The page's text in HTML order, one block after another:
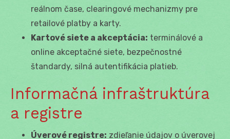
reálnom čase, clearingové mechanizmy pre
retailové platby a karty.
Kartové siete a akceptácia: terminálové a
online akceptačné siete, bezpečnostné
štandardy, silná autentifikácia platieb.
Informačná infraštruktúra
a registre
Úverové registre: zdieľanie údajov o úverovej